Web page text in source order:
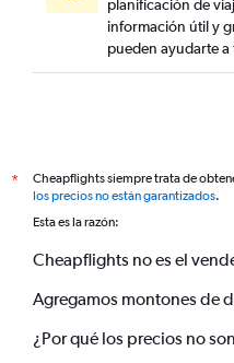
planificación de
información útil y
pueden ayudarte
*
Cheapflights siempre trata de
los precios no están garantizados.
Esta es la razón:
Cheapflights no es el
Agregamos montones de
¿Por qué los precios no